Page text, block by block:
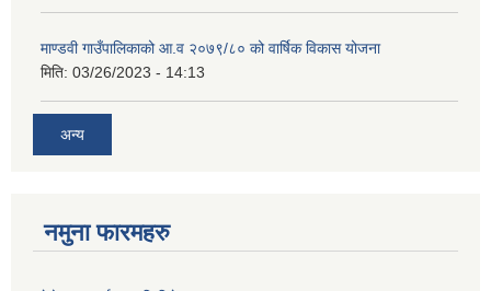
माण्डवी गाउँपालिकाको आ.व २०७९/८० को वार्षिक विकास योजना
मिति: 03/26/2023 - 14:13
अन्य
नमुना फारमहरु